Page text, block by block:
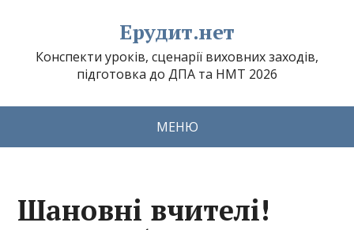
Ерудит.нет
Конспекти уроків, сценарії виховних заходів,
підготовка до ДПА та НМТ 2026
МЕНЮ
Шановні вчителі!